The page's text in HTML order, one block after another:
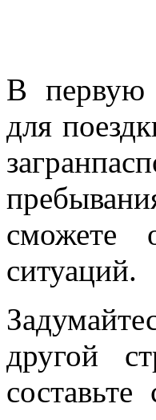
В первую
для
сможете
ситуаций.
другой